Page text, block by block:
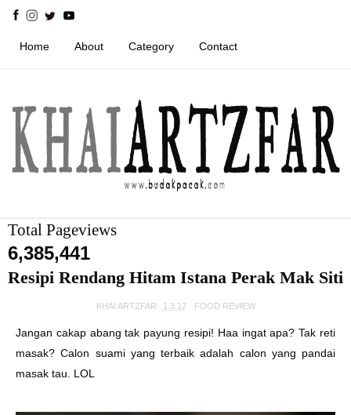
Home About Category Contact
Total Pageviews
6,385,441
Resipi Rendang Hitam Istana Perak Mak Siti
KHAI ARTZFAR 1.3.17 FOOD REVIEW
Jangan cakap abang tak payung resipi! Haa ingat apa? Tak reti
masak? Calon suami yang terbaik adalah calon yang pandai
masak tau. LOL